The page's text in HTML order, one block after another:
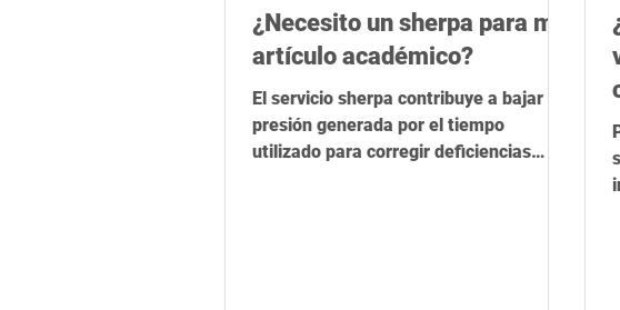
¿Necesito un sherpa para mi
artículo académico?
El servicio sherpa contribuye a bajar la
presión generada por el tiempo
utilizado para corregir deficiencias